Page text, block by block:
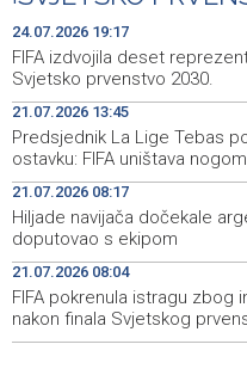
19:44 Faris Dževahirić novi
19:21 Announcement of
19:10
Rudari Milanovića
ponovo vratio u jamu
19:03
Sarajevo Film
Kinoscope Surreal programs
19:00 Najave događaja za
24.07.2026 19:17
FIFA izdvojila deset
Svjetsko prvenstvo 2030.
21.07.2026 13:45
Predsjednik La Lige Tebas
ostavku: FIFA uništava
21.07.2026 08:17
Hiljade navijača dočekale
doputovao s ekipom
21.07.2026 08:04
FIFA pokrenula istragu zbog
nakon finala Svjetskog